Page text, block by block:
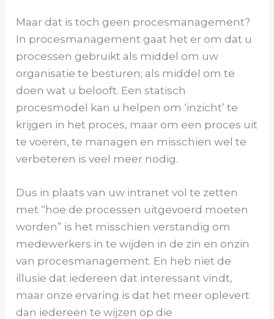
Maar dat is toch geen procesmanagement?
In procesmanagement gaat het er om dat u
processen gebruikt als middel om uw
organisatie te besturen; als middel om te
doen wat u belooft. Een statisch
procesmodel kan u helpen om ‘inzicht’ te
krijgen in het proces, maar om een proces uit
te voeren, te managen en misschien wel te
verbeteren is veel meer nodig.
Dus in plaats van uw intranet vol te zetten
met “hoe de processen uitgevoerd moeten
worden” is het misschien verstandig om
medewerkers in te wijden in de zin en onzin
van procesmanagement. En heb niet de
illusie dat iedereen dat interessant vindt,
maar onze ervaring is dat het meer oplevert
dan iedereen te wijzen op die